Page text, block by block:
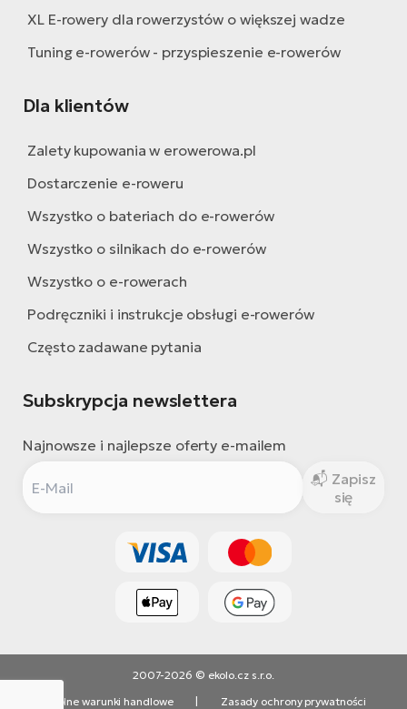
XL E-rowery dla rowerzystów o większej wadze
Tuning e-rowerów - przyspieszenie e-rowerów
Dla klientów
Zalety kupowania w erowerowa.pl
Dostarczenie e-roweru
Wszystko o bateriach do e-rowerów
Wszystko o silnikach do e-rowerów
Wszystko o e-rowerach
Podręczniki i instrukcje obsługi e-rowerów
Często zadawane pytania
Subskrypcja newslettera
Najnowsze i najlepsze oferty e-mailem
się
2007-2026 © ekolo.cz s.r.o.
Ogólne warunki handlowe
Zasady ochrony prywatności